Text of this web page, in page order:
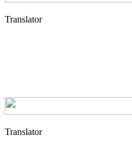
Translator
Translator